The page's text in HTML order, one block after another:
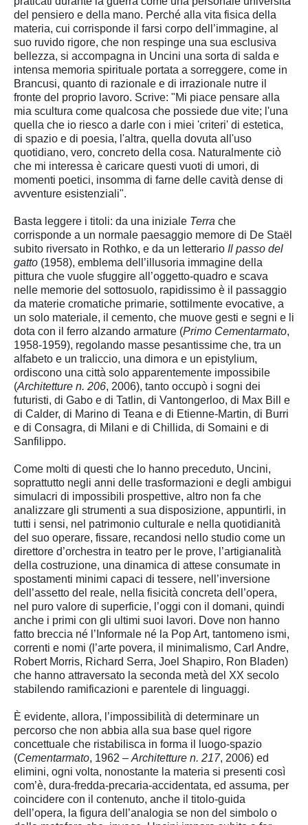
del pensiero e della mano. Perché alla vita fisica della
materia, cui corrisponde il farsi corpo dell’immagine, al
suo ruvido rigore, che non respinge una sua esclusiva
bellezza, si accompagna in Uncini una sorta di salda e
intensa memoria spirituale portata a sorreggere, come in
Brancusi, quanto di razionale e di irrazionale nutre il
fronte del proprio lavoro. Scrive: "Mi piace pensare alla
mia scultura come qualcosa che possiede due vite; l'una
quella che io riesco a darle con i miei 'criteri' di estetica,
di spazio e di poesia, l'altra, quella dovuta all'uso
quotidiano, vero, concreto della cosa. Naturalmente ciò
che mi interessa è caricare questi vuoti di umori, di
momenti poetici, insomma di farne delle cavità dense di
avventure esistenziali".
Basta leggere i titoli: da una iniziale Terra che
corrisponde a un normale paesaggio memore di De Staël
subito riversato in Rothko, e da un letterario Il passo del
gatto (1958), emblema dell’illusoria immagine della
pittura che vuole sfuggire all’oggetto-quadro e scava
nelle memorie del sottosuolo, rapidissimo è il passaggio
da materie cromatiche primarie, sottilmente evocative, a
un solo materiale, il cemento, che muove gesti e segni e li
dota con il ferro alzando armature (Primo Cementarmato,
1958-1959), regolando masse pesantissime che, tra un
alfabeto e un traliccio, una dimora e un epistylium,
ordiscono una città solo apparentemente impossibile
(Architetture n. 206, 2006), tanto occupò i sogni dei
futuristi, di Gabo e di Tatlin, di Vantongerloo, di Max Bill e
di Calder, di Marino di Teana e di Etienne-Martin, di Burri
e di Consagra, di Milani e di Chillida, di Somaini e di
Sanfilippo.
Come molti di questi che lo hanno preceduto, Uncini,
soprattutto negli anni delle trasformazioni e degli ambigui
simulacri di impossibili prospettive, altro non fa che
analizzare gli strumenti a sua disposizione, appuntirli, in
tutti i sensi, nel patrimonio culturale e nella quotidianità
del suo operare, fissare, recandosi nello studio come un
direttore d’orchestra in teatro per le prove, l’artigianalità
della costruzione, una dinamica di attese consumate in
spostamenti minimi capaci di tessere, nell’inversione
dell’assetto del reale, nella fisicità concreta dell’opera,
nel puro valore di superficie, l’oggi con il domani, quindi
anche i primi con gli ultimi suoi lavori. Dove non hanno
fatto breccia né l’Informale né la Pop Art, tantomeno ismi,
correnti e nomi (l’arte povera, il minimalismo, Carl Andre,
Robert Morris, Richard Serra, Joel Shapiro, Ron Bladen)
che hanno attraversato la seconda metà del XX secolo
stabilendo ramificazioni e parentele di linguaggi.
È evidente, allora, l’impossibilità di determinare un
percorso che non abbia alla sua base quel rigore
concettuale che ristabilisca in forma il luogo-spazio
(Cementarmato, 1962 – Architetture n. 217, 2006) ed
elimini, ogni volta, nonostante la materia si presenti così
com’è, dura-fredda-precaria-accidentata, ed assuma, per
coincidere con il contenuto, anche il titolo-guida
dell’opera, la figura dell’analogia se non del simbolo o